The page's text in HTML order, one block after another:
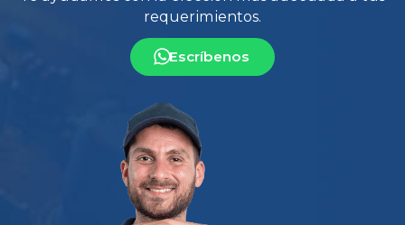
Escríbenos